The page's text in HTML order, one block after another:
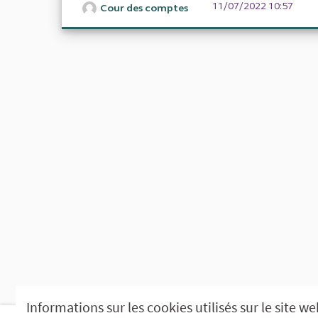
Informations sur les cookies utilisés sur le site
Cour des comptes 11/07/2022 10:57